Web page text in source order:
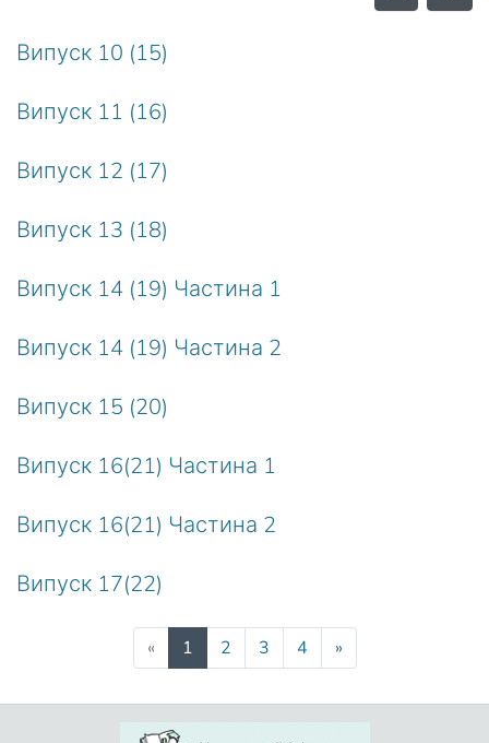
Випуск 10 (15)
Випуск 11 (16)
Випуск 12 (17)
Випуск 13 (18)
Випуск 14 (19) Частина 1
Випуск 14 (19) Частина 2
Випуск 15 (20)
Випуск 16(21) Частина 1
Випуск 16(21) Частина 2
Випуск 17(22)
« 1(current)
2 3 4 »